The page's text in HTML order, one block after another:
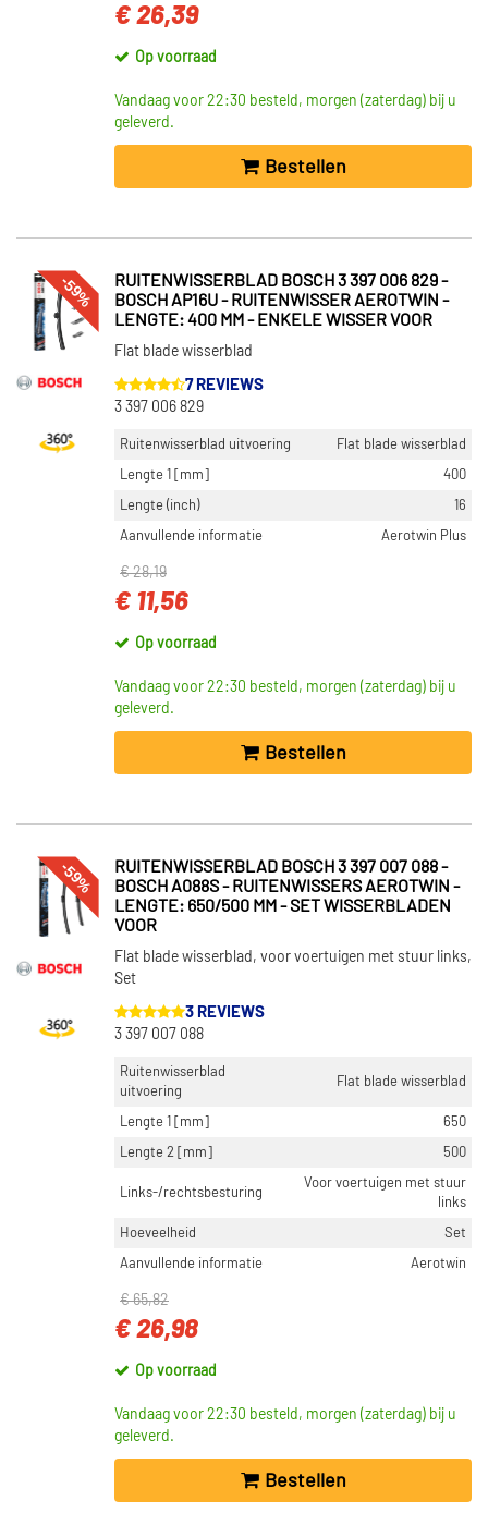
€ 26,39
Op voorraad
Vandaag voor 22:30 besteld, morgen (zaterdag) bij u
geleverd.
Bestellen
-59%
RUITENWISSERBLAD BOSCH 3 397 006 829 -
BOSCH AP16U - RUITENWISSER AEROTWIN -
LENGTE: 400 MM - ENKELE WISSER VOOR
Flat blade wisserblad
7 REVIEWS
3 397 006 829
Ruitenwisserblad uitvoering
Flat blade wisserblad
Lengte 1 [mm]
400
Lengte (inch)
16
Aanvullende informatie
Aerotwin Plus
€ 28,19
€ 11,56
Op voorraad
Vandaag voor 22:30 besteld, morgen (zaterdag) bij u
geleverd.
Bestellen
-59%
RUITENWISSERBLAD BOSCH 3 397 007 088 -
BOSCH A088S - RUITENWISSERS AEROTWIN -
LENGTE: 650/500 MM - SET WISSERBLADEN
VOOR
Flat blade wisserblad, voor voertuigen met stuur links,
Set
3 REVIEWS
3 397 007 088
Ruitenwisserblad
uitvoering
Flat blade wisserblad
Lengte 1 [mm]
650
Lengte 2 [mm]
500
Links-/rechtsbesturing
Voor voertuigen met stuur
links
Hoeveelheid
Set
Aanvullende informatie
Aerotwin
€ 65,82
€ 26,98
Op voorraad
Vandaag voor 22:30 besteld, morgen (zaterdag) bij u
geleverd.
Bestellen